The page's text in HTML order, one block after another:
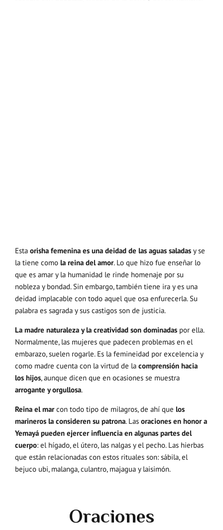
Esta orisha femenina es una deidad de las aguas saladas y se
la tiene como la reina del amor. Lo que hizo fue enseñar lo
que es amar y la humanidad le rinde homenaje por su
nobleza y bondad. Sin embargo, también tiene ira y es una
deidad implacable con todo aquel que osa enfurecerla. Su
palabra es sagrada y sus castigos son de justicia.
La madre naturaleza y la creatividad son dominadas por ella.
Normalmente, las mujeres que padecen problemas en el
embarazo, suelen rogarle. Es la femineidad por excelencia y
como madre cuenta con la virtud de la comprensión hacia
los hijos, aunque dicen que en ocasiones se muestra
arrogante y orgullosa.
Reina el marcon todo tipo de milagros, de ahí que los
marineros la consideren su patrona. Las oraciones en honor a
Yemayá pueden ejercer influencia en algunas partes del
cuerpo: el hígado, el útero, las nalgas y el pecho. Las hierbas
que están relacionadas con estos rituales son: sábila, el
bejuco ubi, malanga, culantro, majagua y laisimón.
Oraciones